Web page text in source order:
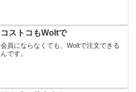
コストコもWoltで
会員にならなくても、Woltで注文できる
んです。